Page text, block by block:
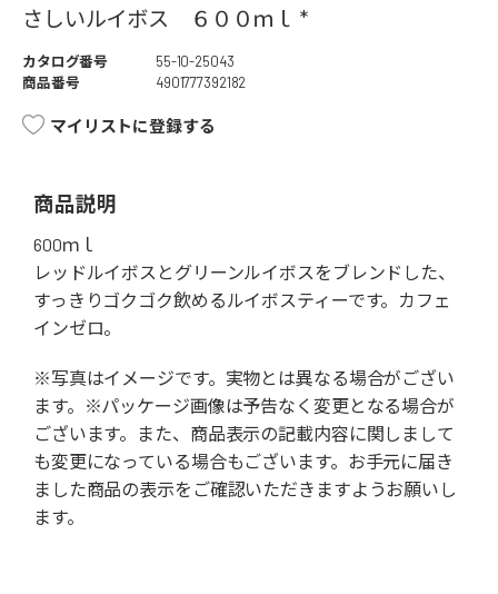
さしいルイボス ６００ｍｌ *
カタログ番号
55-10-25043
商品番号
4901777392182
マイリストに登録する
商品説明
600ｍｌ
レッドルイボスとグリーンルイボスをブレンドした、
すっきりゴクゴク飲めるルイボスティーです。カフェ
インゼロ。
※写真はイメージです。実物とは異なる場合がござい
ます。※パッケージ画像は予告なく変更となる場合が
ございます。また、商品表示の記載内容に関しまして
も変更になっている場合もございます。お手元に届き
ました商品の表示をご確認いただきますようお願いし
ます。